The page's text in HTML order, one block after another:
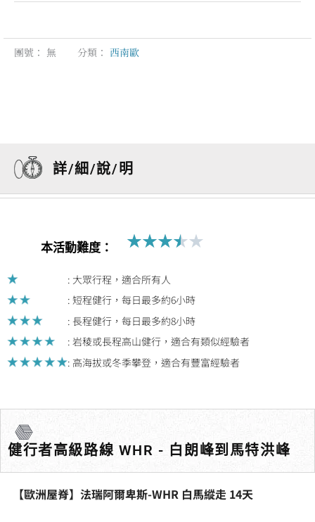
團號： 無 分類： 西南歐
詳/細/說/明
本活動難度： ★★★★★
: 大眾行程，適合所有人
: 短程健行，每日最多約6小時
: 長程健行，每日最多約8小時
: 岩稜或長程高山健行，適合有類似經驗者
: 高海拔或冬季攀登，適合有豐富經驗者
健行者高級路線 WHR - 白朗峰到馬特洪峰
【歐洲屋脊】法瑞阿爾卑斯-WHR 白馬縱走 14天